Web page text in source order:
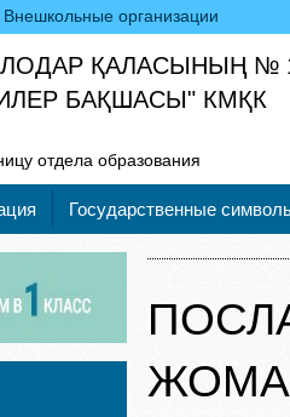
Внешкольные организации
ҚАЛАСЫНЫҢ №
БАҚШАСЫ" КМҚК
отдела образования
Государственные